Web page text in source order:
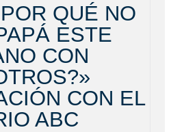
QUÉ NO
ESTE
CON
CON EL
ABC